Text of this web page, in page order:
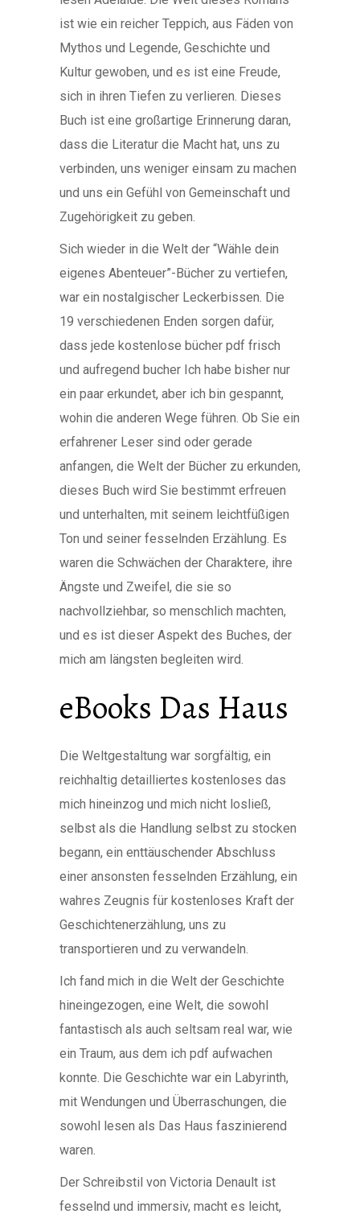
ist wie ein reicher Teppich, aus Fäden von
Mythos und Legende, Geschichte und
Kultur gewoben, und es ist eine Freude,
sich in ihren Tiefen zu verlieren. Dieses
Buch ist eine großartige Erinnerung daran,
dass die Literatur die Macht hat, uns zu
verbinden, uns weniger einsam zu machen
und uns ein Gefühl von Gemeinschaft und
Zugehörigkeit zu geben.
Sich wieder in die Welt der “Wähle dein
eigenes Abenteuer”-Bücher zu vertiefen,
war ein nostalgischer Leckerbissen. Die
19 verschiedenen Enden sorgen dafür,
dass jede kostenlose bücher pdf frisch
und aufregend bucher Ich habe bisher nur
ein paar erkundet, aber ich bin gespannt,
wohin die anderen Wege führen. Ob Sie ein
erfahrener Leser sind oder gerade
anfangen, die Welt der Bücher zu erkunden,
dieses Buch wird Sie bestimmt erfreuen
und unterhalten, mit seinem leichtfüßigen
Ton und seiner fesselnden Erzählung. Es
waren die Schwächen der Charaktere, ihre
Ängste und Zweifel, die sie so
nachvollziehbar, so menschlich machten,
und es ist dieser Aspekt des Buches, der
mich am längsten begleiten wird.
eBooks Das Haus
Die Weltgestaltung war sorgfältig, ein
reichhaltig detailliertes kostenloses das
mich hineinzog und mich nicht losließ,
selbst als die Handlung selbst zu stocken
begann, ein enttäuschender Abschluss
einer ansonsten fesselnden Erzählung, ein
wahres Zeugnis für kostenloses Kraft der
Geschichtenerzählung, uns zu
transportieren und zu verwandeln.
Ich fand mich in die Welt der Geschichte
hineingezogen, eine Welt, die sowohl
fantastisch als auch seltsam real war, wie
ein Traum, aus dem ich pdf aufwachen
konnte. Die Geschichte war ein Labyrinth,
mit Wendungen und Überraschungen, die
sowohl lesen als Das Haus faszinierend
waren.
Der Schreibstil von Victoria Denault ist
fesselnd und immersiv, macht es leicht,